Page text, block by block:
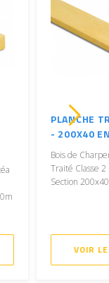
PLANCHE
- 200X40
Bois de
Traité Classe
Section
VOIR